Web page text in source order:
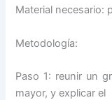
Material necesario:
Metodología:
Paso 1: reunir un
mayor, y explicar el